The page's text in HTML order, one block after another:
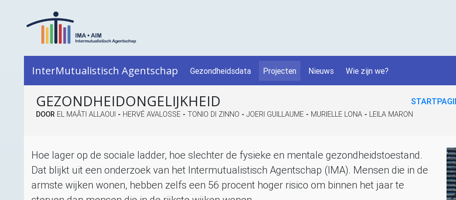
InterMutualistisch Agentschap Gezondheidsdata Projecten Nieuws Wie zijn we?
GEZONDHEIDONGELIJKHEID
DOOR EL MAÂTI ALLAOUI - HERVÉ AVALOSSE - TONIO DI ZINNO - JOERI GUILLAUME - MURIELLE LONA - LEILA MARON
Hoe lager op de sociale ladder, hoe slechter de fysieke en mentale gezondheidstoestand.
Dat blijkt uit een onderzoek van het Intermutualistisch Agentschap (IMA). Mensen die in de
armste wijken wonen, hebben zelfs een 56 procent hoger risico om binnen het jaar te